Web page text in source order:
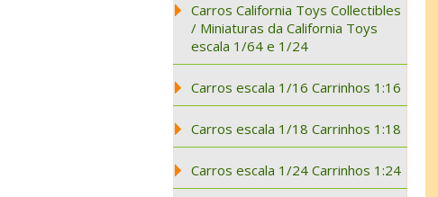
Carros California Toys Collectibles
/ Miniaturas da California Toys
escala 1/64 e 1/24
Carros escala 1/16 Carrinhos 1:16
Carros escala 1/18 Carrinhos 1:18
Carros escala 1/24 Carrinhos 1:24